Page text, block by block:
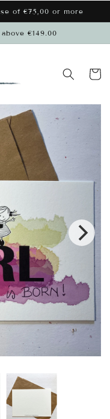
of €75,00 or more
€149.00
Cart